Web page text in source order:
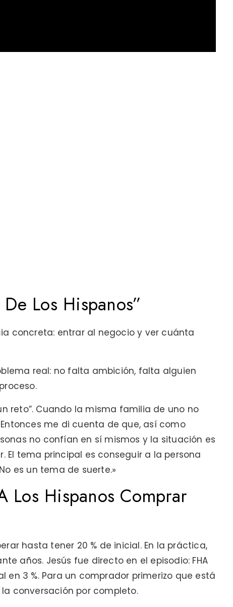
Los Hispanos”
concreta: entrar al negocio y ver cuánta
real: no falta ambición, falta alguien
reto”. Cuando la misma familia de uno no
me di cuenta de que, así como
no confían en sí mismos y la situación es
tema principal es conseguir a la persona
es un tema de suerte.»
Los Hispanos Comprar
hasta tener 20 % de inicial. En la práctica,
años. Jesús fue directo en el episodio: FHA
en 3 %. Para un comprador primerizo que está
conversación por completo.